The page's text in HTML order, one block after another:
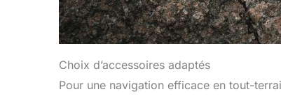
Choix d’accessoires adaptés
Pour une navigation efficace en tout-